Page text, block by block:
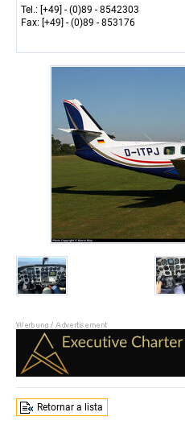
Tel.: [+49] - (0)89 - 8542303
Fax: [+49] - (0)89 - 853176
Retornar a lista